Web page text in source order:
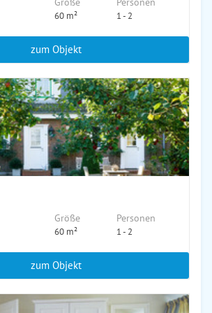
60 m² 1 - 2
zum Objekt
Größe
60 m²
Personen
1 - 2
zum Objekt